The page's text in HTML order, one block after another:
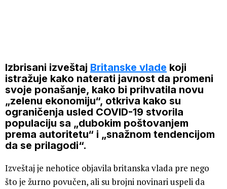
Izbrisani izveštaj Britanske vlade koji
istražuje kako naterati javnost da promeni
svoje ponašanje, kako bi prihvatila novu
„zelenu ekonomiju“, otkriva kako su
ograničenja usled COVID-19 stvorila
populaciju sa „dubokim poštovanjem
prema autoritetu“ i „snažnom tendencijom
da se prilagodi“.
Izveštaj je nehotice objavila britanska vlada pre nego
što je žurno povučen, ali su brojni novinari uspeli da